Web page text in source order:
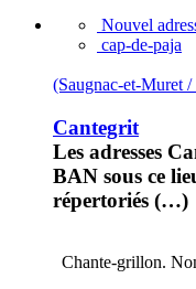
Nouvel
cap-de-paja
(Saugnac-et-Muret
Cantegrit
Les adresses
BAN sous ce
répertoriés (…)
Chante-grillon.